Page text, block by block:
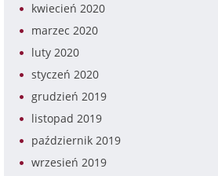
kwiecień 2020
marzec 2020
luty 2020
styczeń 2020
grudzień 2019
listopad 2019
październik 2019
wrzesień 2019